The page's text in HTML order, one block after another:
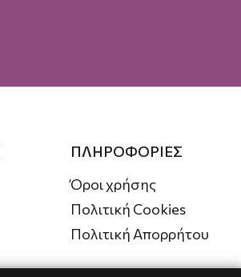
ΠΛΗΡΟΦΟΡΙΕΣ
Όροι χρήσης
Πολιτική Cookies
Πολιτική Απορρήτου